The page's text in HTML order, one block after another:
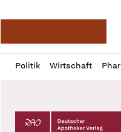
Politik Wirtschaft
Profil
öffnen
Daz
Pur
Deutscher Apotheker